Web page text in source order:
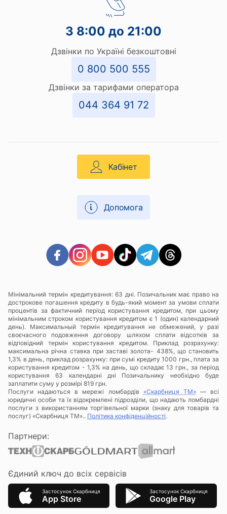
З 8:00 до 21:00
Дзвінки по Україні безкоштовні
0 800 500 555
Дзвінки за тарифами оператора
044 364 91 72
Кабінет
Допомога
Мінімальний термін кредитування: 63 дні. Позичальник має право на
дострокове погашення кредиту в будь-який момент за умови сплати
процентів за фактичний період користування кредитом, при цьому
мінімальним строком користування кредитом є 1 (один) календарний
день). Максимальный термін кредитування не обмежений, у разі
своєчасного подовження договору шляхом сплати відсотків за
відповідний термін користування кредитом. Приклад розрахунку:
максимальна річна ставка при заставі золота- 438%, що становить
1,3% в день, приклад розрахунку: при сумі кредиту 1000 грн., плата за
користування кредитом - 1,3% на день, що складає 13 грн., за період
користування 63 календарні дні Позичальнику необхідно буде
заплатити суму у розмірі 819 грн.
Послуги надаються в мережі ломбардів «Скарбниця ТМ»— всі
юридичні особи та їх відокремлені підрозділи, що надають ломбардні
послуги з використанням торгівельної марки (знаку для товарів та
послуг) «Скарбниця ТМ».. Політика конфіденційності.
Партнери:
Єдиний ключ до всіх сервісів
Застосунок Скарбниця
App Store
Застосунок Скарбниця
Google Play